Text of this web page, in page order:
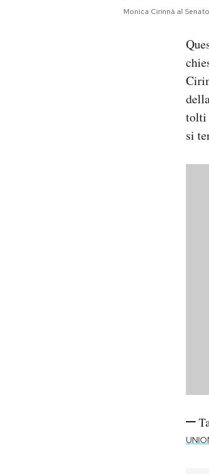
AREA PERSONALEMonica Cirinnà al
tolti
si